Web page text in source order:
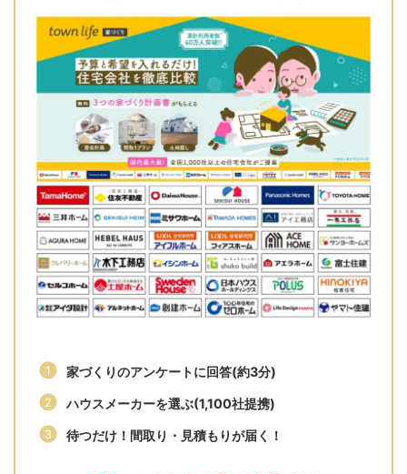
家づくりのアンケートに回答(約3分)
ハウスメーカーを選ぶ(1,100社提携)
待つだけ！間取り・見積もりが届く！